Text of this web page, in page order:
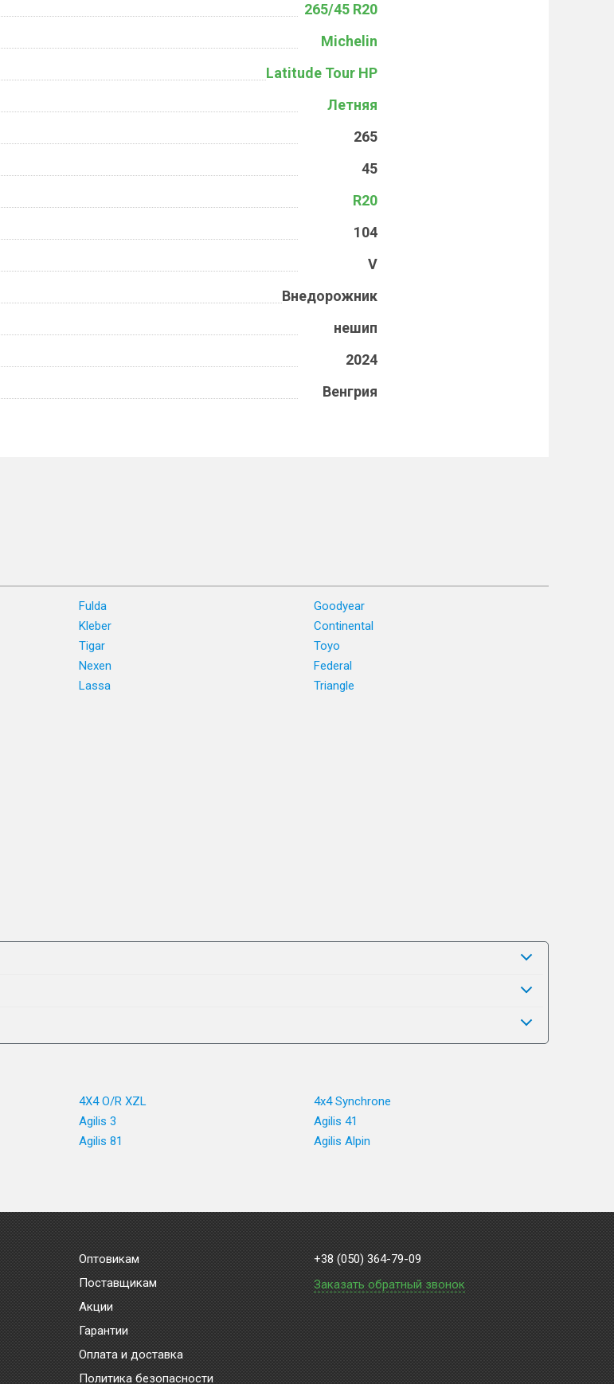
265/45 R20
Michelin
Latitude Tour HP
Летняя
265
45
R20
104
V
Внедорожник
нешип
2024
Венгрия
Fulda
Goodyear
Kleber
Continental
Tigar
Toyo
Nexen
Federal
Lassa Triangle
4X4 O/R XZL
4x4 Synchrone
Agilis 3
Agilis 41
Agilis 81 Agilis Alpin
Оптовикам
Поставщикам
Акции
Гарантии
Оплата и доставка
Политика безопасности
+38 (050) 364-79-09
Заказать обратный звонок